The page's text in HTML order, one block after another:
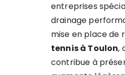
entreprises
drainage
mise en place de
tennis à Toulon,
contribue à